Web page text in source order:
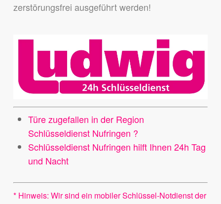
zerstörungsfrei ausgeführt werden!
Türe zugefallen in der Region
Schlüsseldienst Nufringen ?
Schlüsseldienst Nufringen hilft Ihnen 24h Tag
und Nacht
* Hinweis: Wir sind ein mobiler Schlüssel-Notdienst der